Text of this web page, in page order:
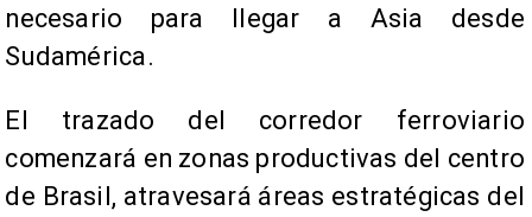
necesario para llegar a Asia desde
Sudamérica.
El trazado del corredor ferroviario
comenzará en zonas productivas del centro
de Brasil, atravesará áreas estratégicas del